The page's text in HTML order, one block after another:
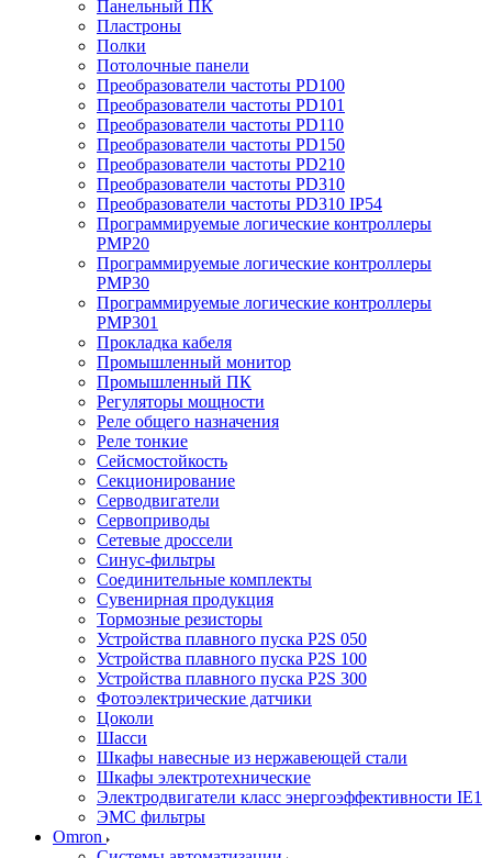
Панельный ПК
Пластроны
Полки
Потолочные панели
Преобразователи частоты PD100
Преобразователи частоты PD101
Преобразователи частоты PD110
Преобразователи частоты PD150
Преобразователи частоты PD210
Преобразователи частоты PD310
Преобразователи частоты PD310 IP54
Программируемые логические контроллеры
PMP20
Программируемые логические контроллеры
PMP30
Программируемые логические контроллеры
PMP301
Прокладка кабеля
Промышленный монитор
Промышленный ПК
Регуляторы мощности
Реле общего назначения
Реле тонкие
Сейсмостойкость
Секционирование
Серводвигатели
Сервоприводы
Сетевые дроссели
Синус-фильтры
Соединительные комплекты
Сувенирная продукция
Тормозные резисторы
Устройства плавного пуска P2S 050
Устройства плавного пуска P2S 100
Устройства плавного пуска P2S 300
Фотоэлектрические датчики
Цоколи
Шасси
Шкафы навесные из нержавеющей стали
Шкафы электротехнические
Электродвигатели класс энергоэффективности IE1
ЭМС фильтры
Omron